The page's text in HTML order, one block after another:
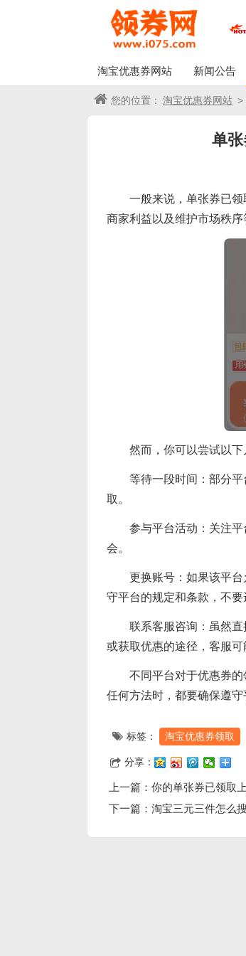
淘宝优惠券网站 新闻公告
您的位置： 淘宝优惠券网站 >
单
一般来说，单张券已
商家利益以及维护市场秩序
然而，你可以尝试以下
等待一段时间：部分
取。
参与平台活动：关注
会。
更换账号：如果该平
守平台的规定和条款，不要
联系客服咨询：虽然
或获取优惠的途径，客服可
不同平台对于优惠券
任何方法时，都要确保遵守
标签： 淘宝优惠券领取
分享：
上一篇： 你的单张券已领取
下一篇： 淘宝三元三件怎么